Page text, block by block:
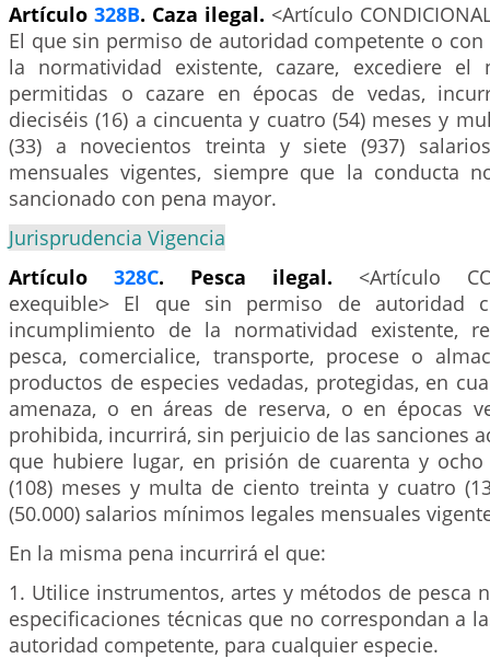
Artículo 328B. Caza ilegal. <Artículo
El que sin permiso de autoridad competente o
la normatividad existente, cazare, excediere el
permitidas o cazare en épocas de vedas,
dieciséis (16) a cincuenta y cuatro (54) meses y
(33) a novecientos treinta y siete (937)
mensuales vigentes, siempre que la conducta
sancionado con pena mayor.
Jurisprudencia Vigencia
Artículo 328C. Pesca ilegal. <Artículo
exequible> El que sin permiso de autoridad
incumplimiento de la normatividad existente,
pesca, comercialice, transporte, procese o
productos de especies vedadas, protegidas, en
amenaza, o en áreas de reserva, o en épocas
prohibida, incurrirá, sin perjuicio de las sanciones
que hubiere lugar, en prisión de cuarenta y
(108) meses y multa de ciento treinta y cuatro
(50.000) salarios mínimos legales mensuales
En la misma pena incurrirá el que:
1. Utilice instrumentos, artes y métodos de pesca
especificaciones técnicas que no correspondan a
autoridad competente, para cualquier especie.